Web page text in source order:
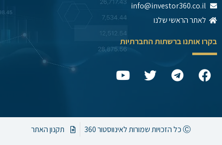
info@investor360.co.il
לאתר הראשי שלנו
בקרו אותנו ברשתות החברתיות
F
a
b
T
e
g
r
T
w
t
e
Y
o
u
b Ⓒ כל הזכויות שמורות לאינווסטור 360 תקנון האתר